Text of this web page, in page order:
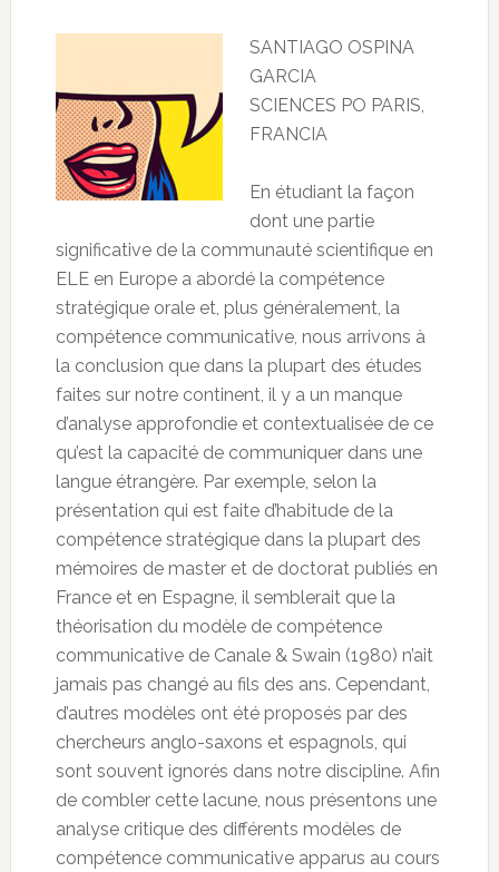
SANTIAGO OSPINA
GARCIA
SCIENCES PO PARIS,
FRANCIA
En étudiant la façon
dont une partie
significative de la communauté scientifique en
ELE en Europe a abordé la compétence
stratégique orale et, plus généralement, la
compétence communicative, nous arrivons à
la conclusion que dans la plupart des études
faites sur notre continent, il y a un manque
d’analyse approfondie et contextualisée de ce
qu’est la capacité de communiquer dans une
langue étrangère. Par exemple, selon la
présentation qui est faite d’habitude de la
compétence stratégique dans la plupart des
mémoires de master et de doctorat publiés en
France et en Espagne, il semblerait que la
théorisation du modèle de compétence
communicative de Canale & Swain (1980) n’ait
jamais pas changé au fils des ans. Cependant,
d’autres modèles ont été proposés par des
chercheurs anglo-saxons et espagnols, qui
sont souvent ignorés dans notre discipline. Afin
de combler cette lacune, nous présentons une
analyse critique des différents modèles de
compétence communicative apparus au cours